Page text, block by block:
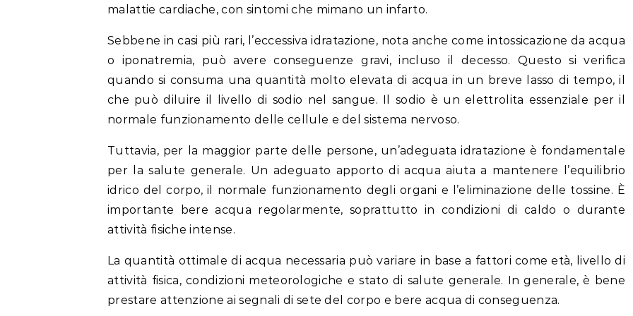
malattie cardiache, con sintomi che mimano un infarto.
Sebbene in casi più rari, l’eccessiva idratazione, nota anche come intossicazione da acqua
o iponatremia, può avere conseguenze gravi, incluso il decesso. Questo si verifica
quando si consuma una quantità molto elevata di acqua in un breve lasso di tempo, il
che può diluire il livello di sodio nel sangue. Il sodio è un elettrolita essenziale per il
normale funzionamento delle cellule e del sistema nervoso.
Tuttavia, per la maggior parte delle persone, un’adeguata idratazione è fondamentale
per la salute generale. Un adeguato apporto di acqua aiuta a mantenere l’equilibrio
idrico del corpo, il normale funzionamento degli organi e l’eliminazione delle tossine. È
importante bere acqua regolarmente, soprattutto in condizioni di caldo o durante
attività fisiche intense.
La quantità ottimale di acqua necessaria può variare in base a fattori come età, livello di
attività fisica, condizioni meteorologiche e stato di salute generale. In generale, è bene
prestare attenzione ai segnali di sete del corpo e bere acqua di conseguenza.